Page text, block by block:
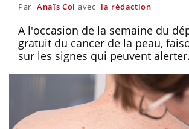
Par Anaïs Col avec la rédaction
A l'occasion de la semaine du
gratuit du cancer de la peau,
sur les signes qui peuvent alerter.